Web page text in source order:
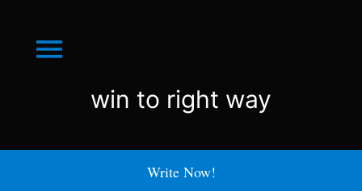
Menu
win
right
win to right way
Write Now!